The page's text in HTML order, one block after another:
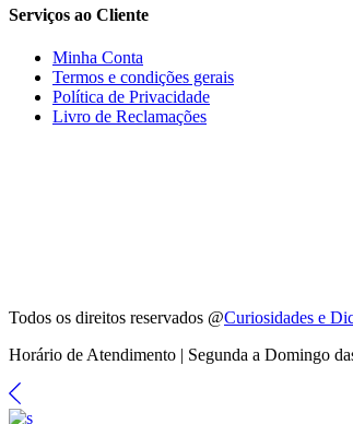
Serviços ao Cliente
Minha Conta
Termos e condições gerais
Política de Privacidade
Livro de Reclamações
Todos os direitos reservados @Curiosidades e
Horário de Atendimento | Segunda a Domingo